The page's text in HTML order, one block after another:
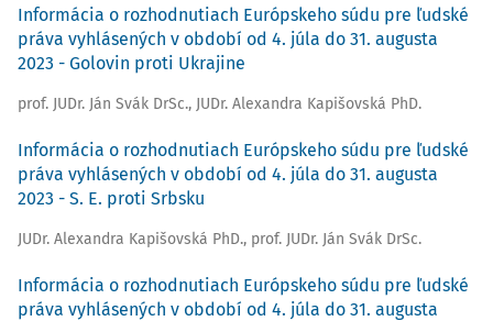
Informácia o rozhodnutiach Európskeho súdu pre ľudské
práva vyhlásených v období od 4. júla do 31. augusta
2023 - Golovin proti Ukrajine
prof. JUDr. Ján Svák DrSc., JUDr. Alexandra Kapišovská PhD.
Informácia o rozhodnutiach Európskeho súdu pre ľudské
práva vyhlásených v období od 4. júla do 31. augusta
2023 - S. E. proti Srbsku
JUDr. Alexandra Kapišovská PhD., prof. JUDr. Ján Svák DrSc.
Informácia o rozhodnutiach Európskeho súdu pre ľudské
práva vyhlásených v období od 4. júla do 31. augusta